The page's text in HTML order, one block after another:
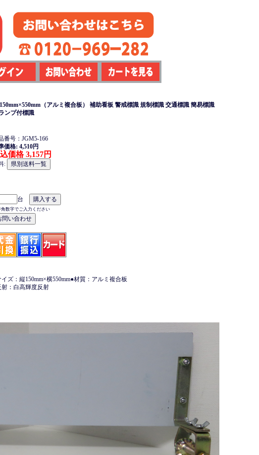
（アルミ複合板） 補助看板 警戒標識 規制標識 交通標識 簡易標識
ンプ付標識
番号：JGM5-166
価格: 4,510円
価格 3,157円
:
台
数字でご入力ください
イズ：縦150mm×横550mm●材質：アルミ複合板
射：白高輝度反射